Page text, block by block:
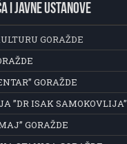
I JAVNE USTANOVE
GORAŽDE
GORAŽDE
”DR ISAK SAMOKOVLIJA”
GORAŽDE